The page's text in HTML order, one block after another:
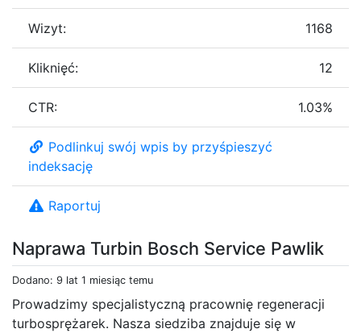
Naprawa Turbin Bosch Service Pawlik
Dodano: 9 lat 1 miesiąc temu
Prowadzimy specjalistyczną pracownię regeneracji
turbosprężarek. Nasza siedziba znajduje się w
Wizyt: 1168
Kliknięć: 12
CTR: 1.03%
Podlinkuj swój wpis by przyśpieszyć
indeksację
Raportuj